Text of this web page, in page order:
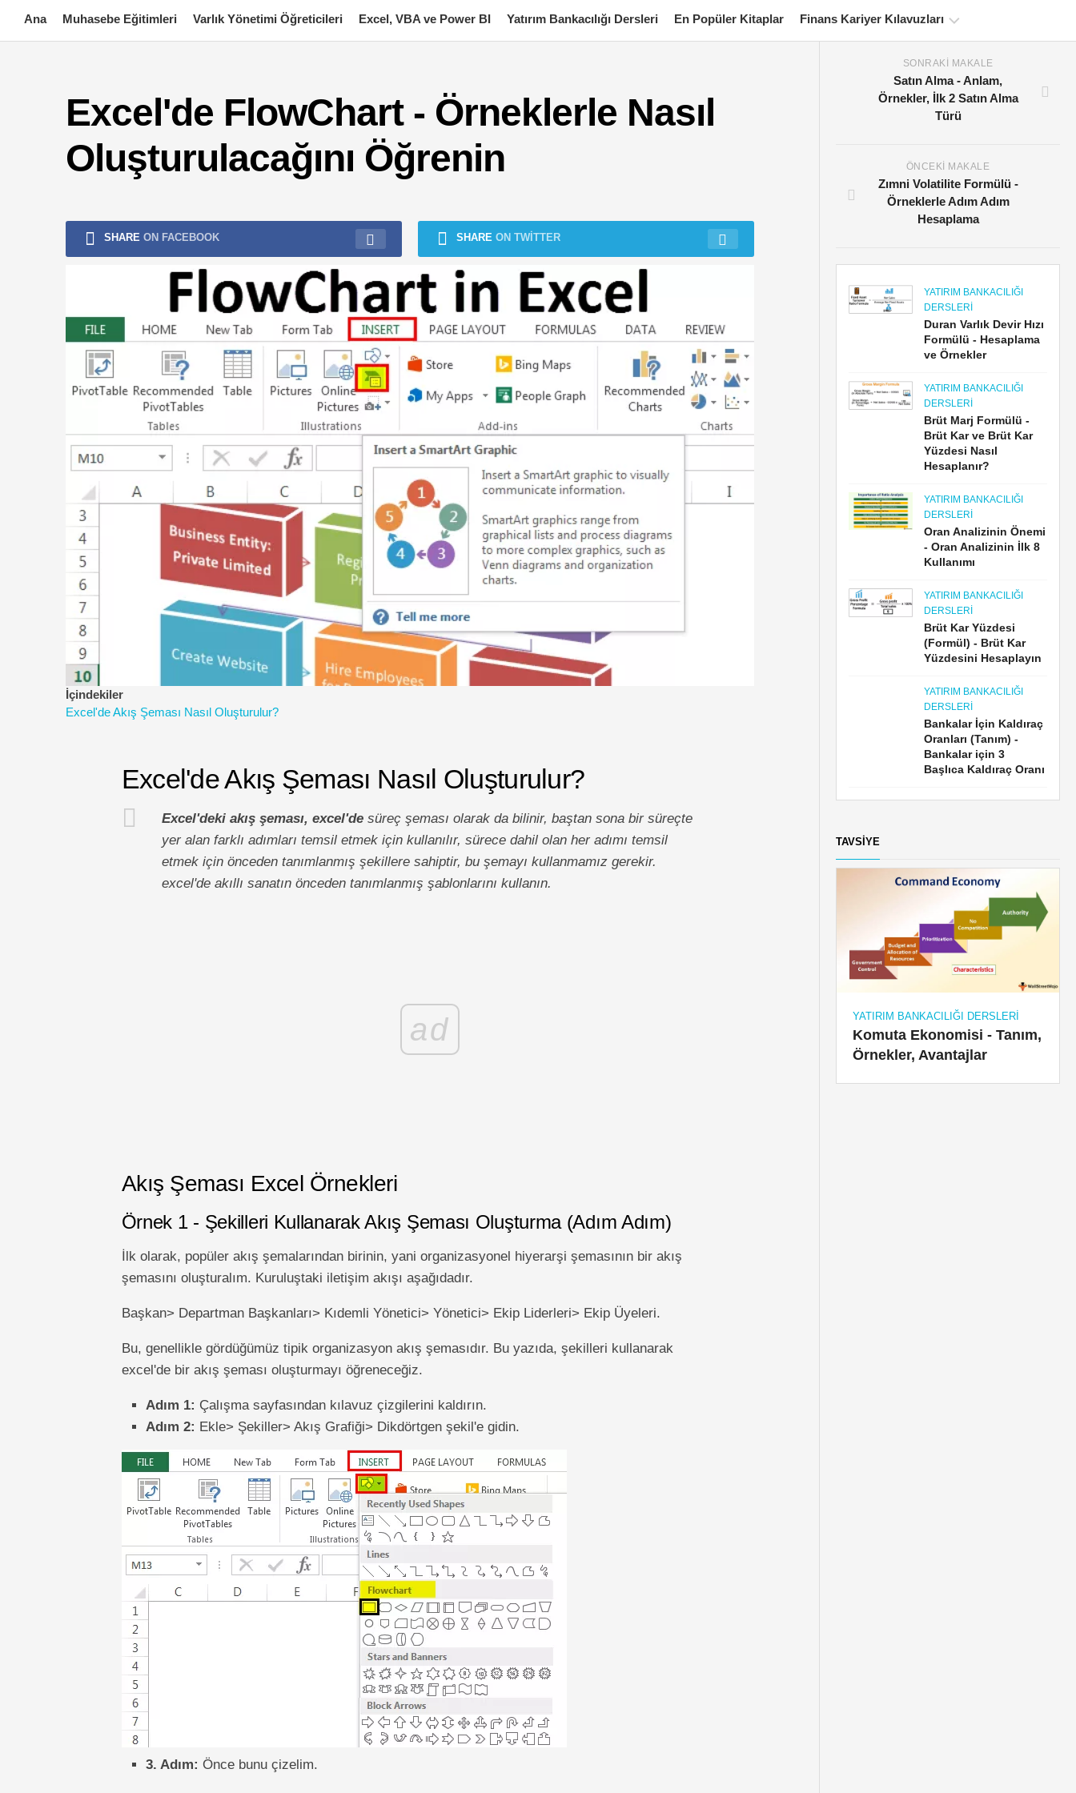
content
Ana Muhasebe Eğitimleri Varlık Yönetimi Öğreticileri Excel, VBA ve Power BI Yatırım Bankacılığı Dersleri En Popüler Kitaplar Finans Kariyer Kılavuzları
Yönetimi
Excel'de FlowChart - Örneklerle Nasıl
Oluşturulacağını Öğrenin
SHARE ON FACEBOOK SHARE ON TWITTER
İçindekiler
Excel'de Akış Şeması Nasıl Oluşturulur?
Excel'de Akış Şeması Nasıl Oluşturulur?
Excel'deki akış şeması, excel'desüreç şeması olarak da bilinir, baştan sona bir süreçte
yer alan farklı adımları temsil etmek için kullanılır, sürece dahil olan her adımı temsil
etmek için önceden tanımlanmış şekillere sahiptir, bu şemayı kullanmamız gerekir.
excel'de akıllı sanatın önceden tanımlanmış şablonlarını kullanın.
ad
Akış Şeması Excel Örnekleri
Örnek 1 - Şekilleri Kullanarak Akış Şeması Oluşturma (Adım Adım)
İlk olarak, popüler akış şemalarından birinin, yani organizasyonel hiyerarşi şemasının bir akış
şemasını oluşturalım. Kuruluştaki iletişim akışı aşağıdadır.
Başkan> Departman Başkanları> Kıdemli Yönetici> Yönetici> Ekip Liderleri> Ekip Üyeleri.
Bu, genellikle gördüğümüz tipik organizasyon akış şemasıdır. Bu yazıda, şekilleri kullanarak
excel'de bir akış şeması oluşturmayı öğreneceğiz.
Adım 1: Çalışma sayfasından kılavuz çizgilerini kaldırın.
Adım 2: Ekle> Şekiller> Akış Grafiği> Dikdörtgen şekil'e gidin.
3. Adım: Önce bunu çizelim.
SONRAKI MAKALE
Satın Alma - Anlam,
Örnekler, İlk 2 Satın Alma
Türü
ÖNCEKI MAKALE
Zımni Volatilite Formülü -
Örneklerle Adım Adım
Hesaplama
YATIRIM BANKACILIĞI
DERSLERI
Duran Varlık Devir Hızı
Formülü - Hesaplama
ve Örnekler
YATIRIM BANKACILIĞI
DERSLERI
Brüt Marj Formülü -
Brüt Kar ve Brüt Kar
Yüzdesi Nasıl
Hesaplanır?
YATIRIM BANKACILIĞI
DERSLERI
Oran Analizinin Önemi
- Oran Analizinin İlk 8
Kullanımı
YATIRIM BANKACILIĞI
DERSLERI
Brüt Kar Yüzdesi
(Formül) - Brüt Kar
Yüzdesini Hesaplayın
YATIRIM BANKACILIĞI
DERSLERI
Bankalar İçin Kaldıraç
Oranları (Tanım) -
Bankalar için 3
Başlıca Kaldıraç Oranı
TAVSIYE
YATIRIM BANKACILIĞI DERSLERI
Komuta Ekonomisi - Tanım,
Örnekler, Avantajlar